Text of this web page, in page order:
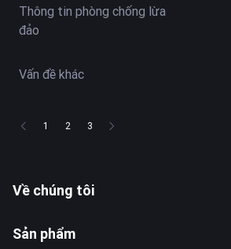
Thông tin phòng chống lừa
đảo
Vấn đề khác
1 2 3
Về chúng tôi
Sản phẩm